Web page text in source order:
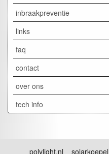
inbraakpreventie
links
faq
contact
over ons
tech info
polylight.nl